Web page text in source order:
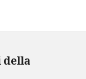
della